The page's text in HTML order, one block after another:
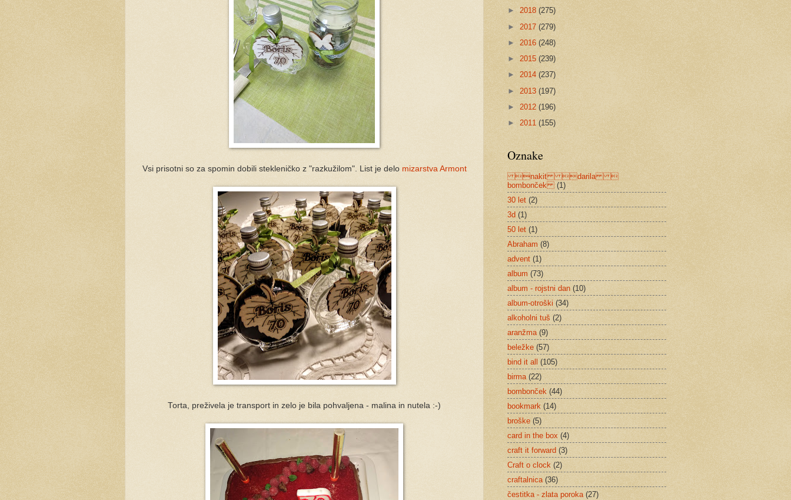
Vsi prisotni so za spomin dobili stekleničko z "razkužilom". List je delo mizarstva Armont
Torta, preživela je transport in zelo je bila pohvaljena - malina in nutela :-)
► 2018 (275)
► 2017 (279)
► 2016 (248)
► 2015 (239)
► 2014 (237)
► 2013 (197)
► 2012 (196)
► 2011 (155)
Oznake
nakit darila 
bombonček (1)
30 let (2)
3d (1)
50 let (1)
Abraham (8)
advent (1)
album (73)
album - rojstni dan (10)
album-otroški (34)
alkoholni tuš (2)
aranžma (9)
beležke (57)
bind it all
(105)
birma (22)
bombonček (44)
bookmark (14)
broške (5)
card in the box (4)
craft it forward (3)
Craft o clock (2)
craftalnica (36)
čestitka - zlata poroka (27)